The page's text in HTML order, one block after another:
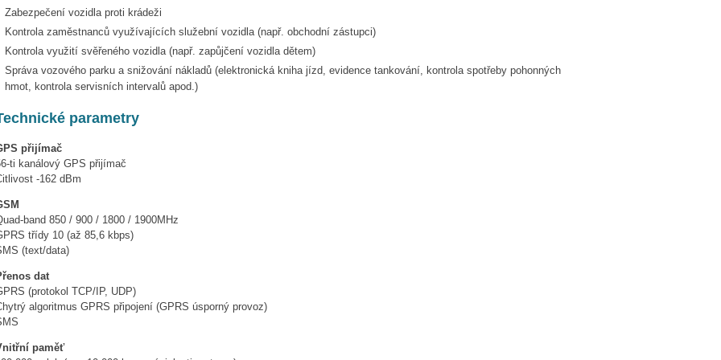
Zabezpečení vozidla proti krádeži
Kontrola zaměstnanců využívajících služební vozidla (např. obchodní zástupci)
Kontrola využití svěřeného vozidla (např. zapůjčení vozidla dětem)
Správa vozového parku a snižování nákladů (elektronická kniha jízd, evidence tankování, kontrola spotřeby pohonných
hmot, kontrola servisních intervalů apod.)
parametry
přijímač
ti kanálový GPS přijímač
-162 dBm
band 850 / 900 / 1800 / 1900MHz
třídy 10 (až 85,6 kbps)
(text/data)
dat
(protokol TCP/IP, UDP)
algoritmus GPRS připojení (GPRS úsporný provoz)
paměť